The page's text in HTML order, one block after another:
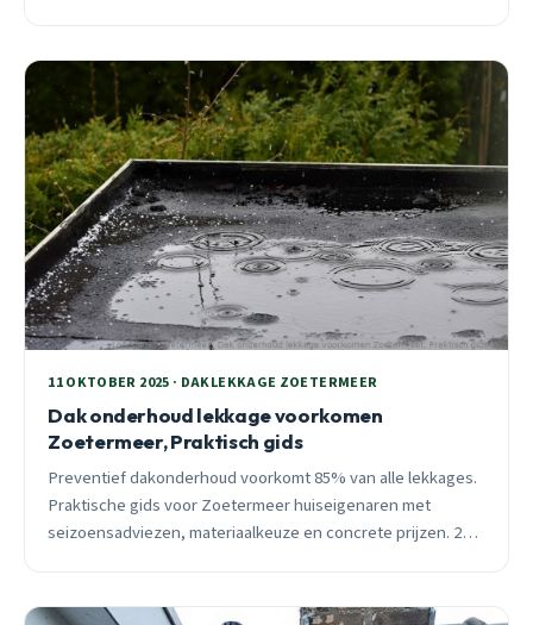
11 OKTOBER 2025 · DAKLEKKAGE ZOETERMEER
Dak onderhoud lekkage voorkomen
Zoetermeer, Praktisch gids
Preventief dakonderhoud voorkomt 85% van alle lekkages.
Praktische gids voor Zoetermeer huiseigenaren met
seizoensadviezen, materiaalkeuze en concrete prijzen. 24/7